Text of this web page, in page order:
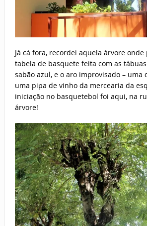
Já cá fora, recordei aquela árvore onde
tabela de basquete feita com as
sabão azul, e o aro improvisado – uma
uma pipa de vinho da mercearia da
iniciação no basquetebol foi aqui, na
árvore!